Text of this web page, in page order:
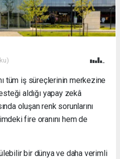
tüm iş süreçlerinin merkezine
aldığı yapay zekâ
oluşan renk sorunlarını
fire oranını hem de
bir dünya ve daha verimli